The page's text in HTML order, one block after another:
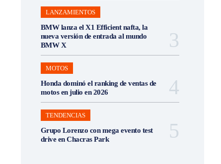
LANZAMIENTOS
BMW lanza el X1 Efficient nafta, la
nueva versión de entrada al mundo
BMW X
MOTOS
Honda dominó el ranking de ventas de
motos en julio en 2026
TENDENCIAS
Grupo Lorenzo con mega evento test
drive en Chacras Park